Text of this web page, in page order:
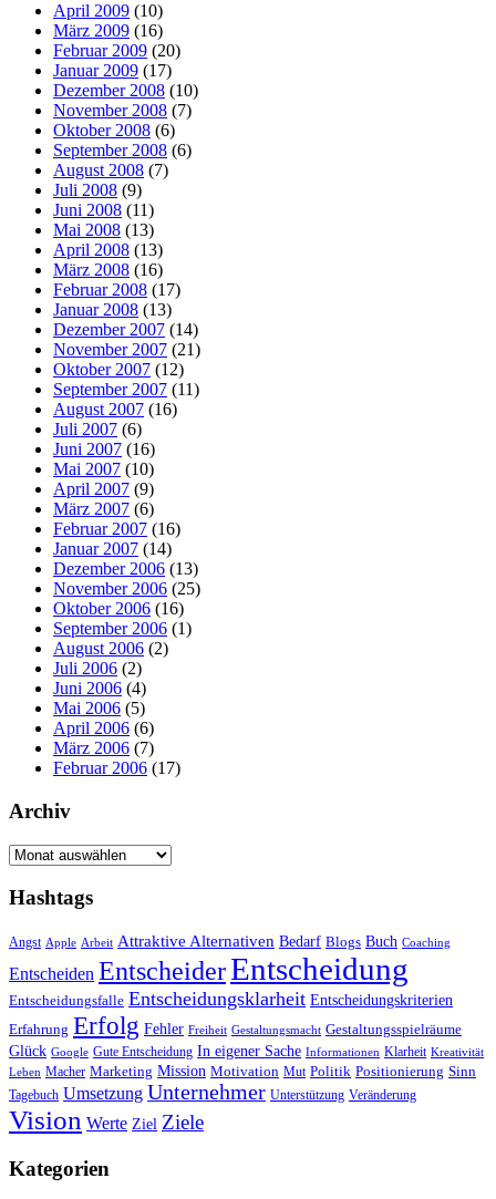
April 2009 (10)
März 2009 (16)
Februar 2009 (20)
Januar 2009 (17)
Dezember 2008 (10)
November 2008 (7)
Oktober 2008 (6)
September 2008 (6)
August 2008 (7)
Juli 2008 (9)
Juni 2008 (11)
Mai 2008 (13)
April 2008 (13)
März 2008 (16)
Februar 2008 (17)
Januar 2008 (13)
Dezember 2007 (14)
November 2007 (21)
Oktober 2007 (12)
September 2007 (11)
August 2007 (16)
Juli 2007 (6)
Juni 2007 (16)
Mai 2007 (10)
April 2007 (9)
März 2007 (6)
Februar 2007 (16)
Januar 2007 (14)
Dezember 2006 (13)
November 2006 (25)
Oktober 2006 (16)
September 2006 (1)
August 2006 (2)
Juli 2006 (2)
Juni 2006 (4)
Mai 2006 (5)
April 2006 (6)
März 2006 (7)
Februar 2006 (17)
Archiv
Archiv
Hashtags
Angst Apple Arbeit Attraktive Alternativen Bedarf Blogs Buch Coaching
Entscheiden EntscheiderEntscheidung
Entscheidungsfalle Entscheidungsklarheit Entscheidungskriterien
Erfahrung Erfolg Fehler Freiheit Gestaltungsmacht Gestaltungsspielräume
Glück Google Gute Entscheidung In eigener Sache Informationen Klarheit Kreativität
Leben Macher Marketing Mission Motivation Mut Politik Positionierung Sinn
Tagebuch Umsetzung Unternehmer Unterstützung Veränderung
Vision Werte Ziel Ziele
Kategorien